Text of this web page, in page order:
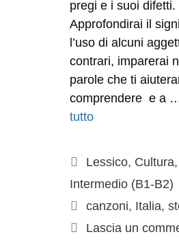
pregi e i suoi difetti.
Approfondirai il
l’uso di alcuni
contrari, imparerai
parole che ti
comprendere e a
tutto
Lessico, Cultura,
Intermedio (B1-B2)
canzoni, Italia,
Lascia un